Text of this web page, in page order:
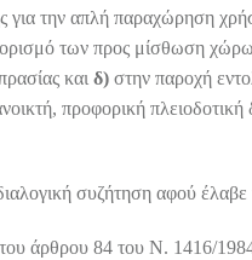
για την απλή παραχώρηση
των προς μίσθωση
και δ) στην παροχή
προφορική
συζήτηση αφού
του άρθρου 84 του Ν. 1416/